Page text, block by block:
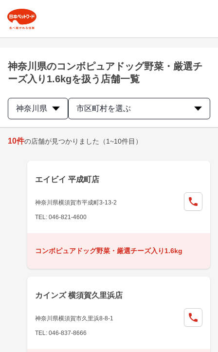
神奈川県のコンボピュアドッグ野菜・厳選チ
ーズ入り1.6kgを扱う店舗一覧
神奈川県 市区町村を選ぶ
10件の店舗が見つかりました （1~10件目）
エイビイ 平成町店
神奈川県横須賀市平成町3-13-2
TEL: 046-821-4600
コンボピュアドッグ野菜・厳選チーズ入り1.6kg
カインズ 横須賀久里浜店
神奈川県横須賀市久里浜8-8-1
TEL: 046-837-8666